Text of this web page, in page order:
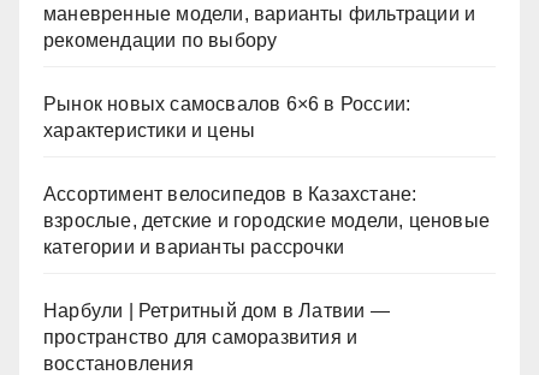
маневренные модели, варианты фильтрации и
рекомендации по выбору
Рынок новых самосвалов 6×6 в России:
характеристики и цены
Ассортимент велосипедов в Казахстане:
взрослые, детские и городские модели, ценовые
категории и варианты рассрочки
Нарбули | Ретритный дом в Латвии —
пространство для саморазвития и
восстановления